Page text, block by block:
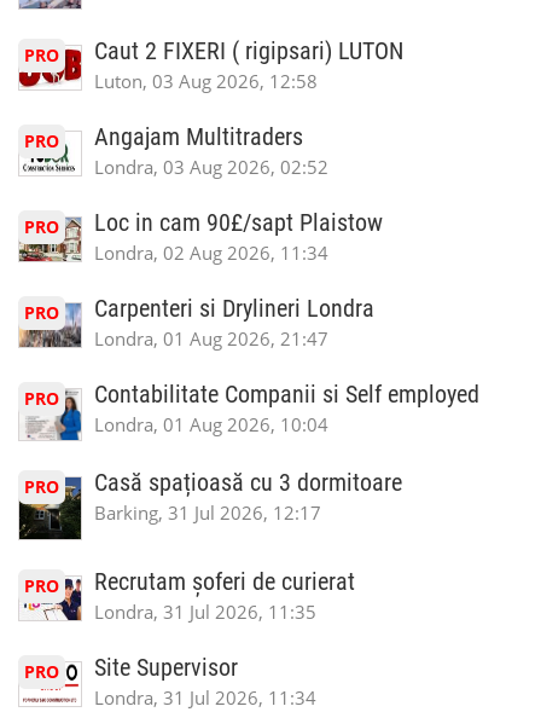
PRO Caut 2 FIXERI ( rigipsari) LUTON
Luton, 03 Aug 2026, 12:58
PRO Angajam Multitraders
Londra, 03 Aug 2026, 02:52
PRO Loc in cam 90£/sapt Plaistow
Londra, 02 Aug 2026, 11:34
PRO Carpenteri si Drylineri Londra
Londra, 01 Aug 2026, 21:47
PRO Contabilitate Companii si Self employed
Londra, 01 Aug 2026, 10:04
PRO Casă spațioasă cu 3 dormitoare
Barking, 31 Jul 2026, 12:17
PRO Recrutam șoferi de curierat
Londra, 31 Jul 2026, 11:35
PRO Site Supervisor
Londra, 31 Jul 2026, 11:34